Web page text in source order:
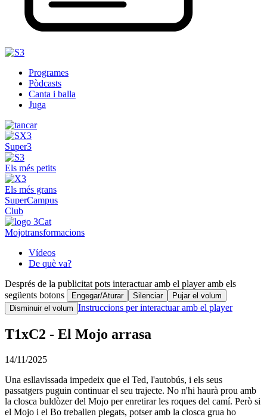
Programes
Pòdcasts
Canta i balla
Juga
Super3
Els més petits
Els més grans
SuperCampus
Club
Mojotransformacions
Vídeos
De què va?
Després de la publicitat pots interactuar amb el player amb els
següents botons
Engegar/Aturar Silenciar
Pujar el volum
Disminuir el volum Instruccions per interactuar amb el player
T1xC2 - El Mojo arrasa
14/11/2025
Una esllavissada impedeix que el Ted, l'autobús, i els seus
passatgers puguin continuar el seu trajecte. No n'hi haurà prou amb
la closca buldòzer del Mojo per enretirar les roques del camí. Però si
el Mojo i el Bo treballen plegats, potser amb la closca grua ho